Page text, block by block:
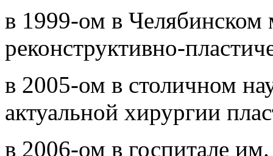
в 1999-ом в Челябинском
реконструктивно-
в 2005-ом в столичном
актуальной хирургии
в 2006-ом в госпитале